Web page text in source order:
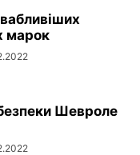
марок
Шевроле